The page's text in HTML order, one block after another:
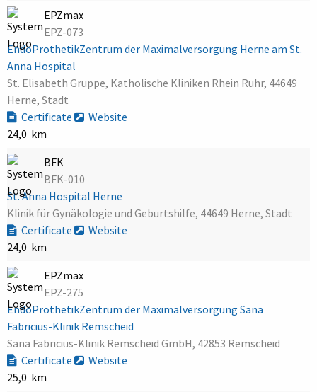
EPZmax
EPZ-073
EndoProthetikZentrum der Maximalversorgung Herne am St.
Anna Hospital
St. Elisabeth Gruppe, Katholische Kliniken Rhein Ruhr, 44649
Herne, Stadt
Certificate
Website
24,0 km
BFK
BFK-010
St. Anna Hospital Herne
Klinik für Gynäkologie und Geburtshilfe, 44649 Herne, Stadt
Certificate
Website
24,0 km
EPZmax
EPZ-275
EndoProthetikZentrum der Maximalversorgung Sana
Fabricius-Klinik Remscheid
Sana Fabricius-Klinik Remscheid GmbH, 42853 Remscheid
Certificate
Website
25,0 km